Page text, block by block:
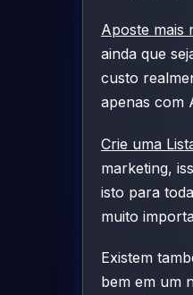
Aposte mais
ainda que
custo
apenas com
Crie uma
marketing,
isto para
muito
Existem
bem em um